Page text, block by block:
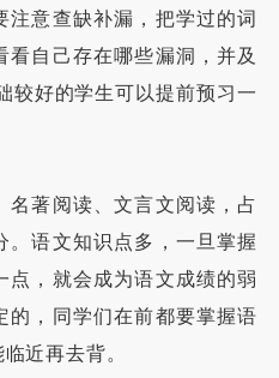
意查缺补漏，把学过的词
自己存在哪些漏洞，并及
较好的学生可以提前预习一
著阅读、文言文阅读，占
。语文知识点多，一旦掌握
点，就会成为语文成绩的弱
的，同学们在前都要掌握语
近再去背。